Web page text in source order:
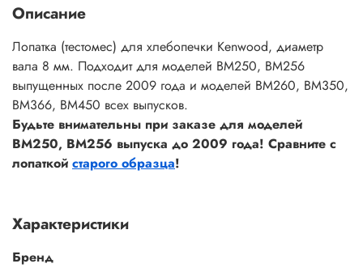
Описание
Лопатка (тестомес) для хлебопечки Kenwood, диаметр
вала 8 мм. Подходит для моделей BM250, BM256
выпущенных после 2009 года и моделей BM260, BM350,
BM366, BM450 всех выпусков.
Будьте внимательны при заказе для моделей
BM250, BM256 выпуска до 2009 года! Сравните с
лопаткой старого образца!
Характеристики
Бренд